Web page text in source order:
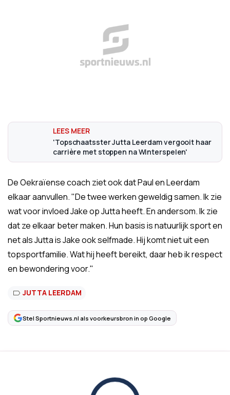
'Topschaatsster Jutta Leerdam vergooit haar
carrière met stoppen na Winterspelen'
De Oekraïense coach ziet ook dat Paul en Leerdam
elkaar aanvullen. "De twee werken geweldig samen. Ik zie
wat voor invloed Jake op Jutta heeft. En andersom. Ik zie
dat ze elkaar beter maken. Hun basis is natuurlijk sport en
net als Jutta is Jake ookselfmade. Hij komt niet uit een
topsportfamilie. Wat hij heeft bereikt, daar heb ik respect
en bewondering voor."
JUTTA LEERDAM
Stel Sportnieuws.nl als voorkeursbron in op Google